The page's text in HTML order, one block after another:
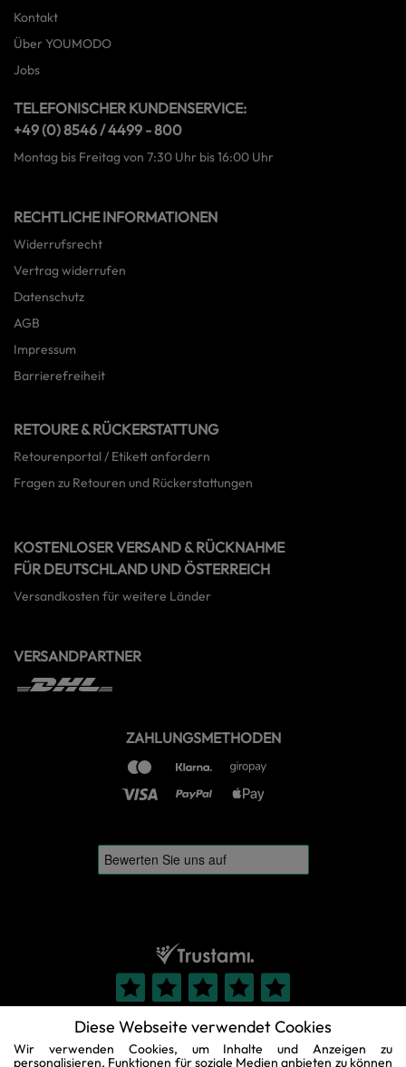
Diese Webseite verwendet Cookies
Wir verwenden Cookies, um Inhalte und Anzeigen zu
personalisieren, Funktionen für soziale Medien anbieten zu können
Kontakt
Über YOUMODO
Jobs
TELEFONISCHER KUNDENSERVICE:
+49 (0) 8546 / 4499 - 800
Montag bis Freitag von 7:30 Uhr bis 16:00 Uhr
RECHTLICHE INFORMATIONEN
Widerrufsrecht
Vertrag widerrufen
Datenschutz
AGB
Impressum
Barrierefreiheit
RETOURE & RÜCKERSTATTUNG
Retourenportal / Etikett anfordern
Fragen zu Retouren und Rückerstattungen
KOSTENLOSER VERSAND & RÜCKNAHME
FÜR DEUTSCHLAND UND ÖSTERREICH
Versandkosten für weitere Länder
VERSANDPARTNER
ZAHLUNGSMETHODEN